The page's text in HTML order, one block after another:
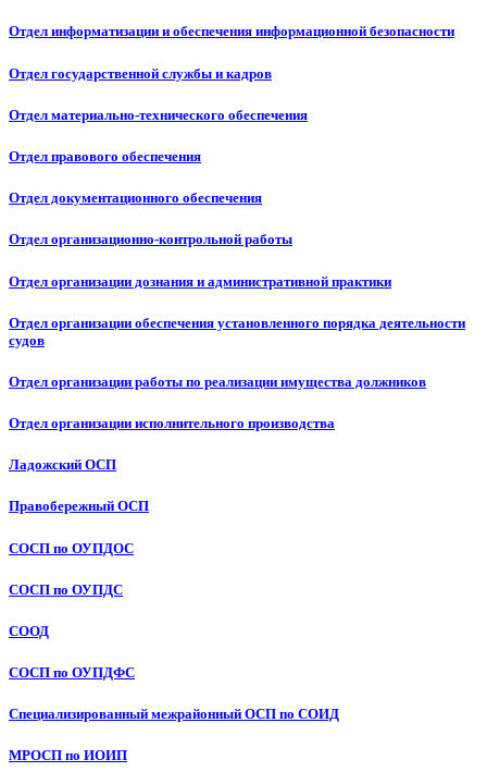
Отдел информатизации и обеспечения информационной безопасности
Отдел государственной службы и кадров
Отдел материально-технического обеспечения
Отдел правового обеспечения
Отдел документационного обеспечения
Отдел организационно-контрольной работы
Отдел организации дознания и административной практики
Отдел организации обеспечения установленного порядка деятельности
судов
Отдел организации работы по реализации имущества должников
Отдел организации исполнительного производства
Ладожский ОСП
Правобережный ОСП
СОСП по ОУПДОС
СОСП по ОУПДС
СООД
СОСП по ОУПДФС
Специализированный межрайонный ОСП по СОИД
МРОСП по ИОИП